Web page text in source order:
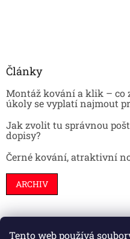
Tento web používá
Články
Montáž kování a klik – co
úkoly se vyplatí najmout
Jak zvolit tu správnou
dopisy?
Černé kování, atraktivní
ARCHIV
Stavební